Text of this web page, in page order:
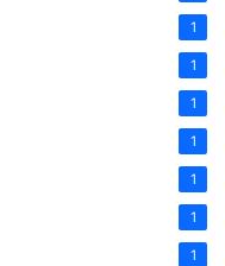
1
1
1
1
1
1
1